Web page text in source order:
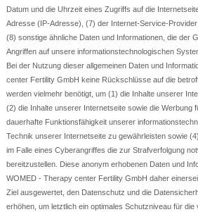
Datum und die Uhrzeit eines Zugriffs auf die
Adresse (IP-Adresse), (7) der Internet-Service-
(8) sonstige ähnliche Daten und Informationen, die der
Angriffen auf unsere informationstechnologischen
Bei der Nutzung dieser allgemeinen Daten und
center Fertility GmbH keine Rückschlüsse auf die
werden vielmehr benötigt, um (1) die Inhalte unserer
(2) die Inhalte unserer Internetseite sowie die Werbung
dauerhafte Funktionsfähigkeit unserer
Technik unserer Internetseite zu gewährleisten sowie
im Falle eines Cyberangriffes die zur Strafverfolgung
bereitzustellen. Diese anonym erhobenen Daten und
WOMED - Therapy center Fertility GmbH daher
Ziel ausgewertet, den Datenschutz und die
erhöhen, um letztlich ein optimales Schutzniveau für